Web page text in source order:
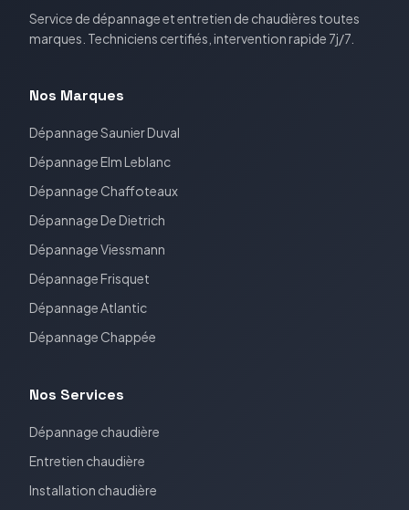
Service de dépannage et entretien de chaudières toutes
marques. Techniciens certifiés, intervention rapide 7j/7.
Nos Marques
DépannageSaunier Duval
DépannageElm Leblanc
Dépannage Chaffoteaux
DépannageDe Dietrich
DépannageViessmann
DépannageFrisquet
DépannageAtlantic
Dépannage Chappée
Nos Services
Dépannage chaudière
Entretien chaudière
Installation chaudière